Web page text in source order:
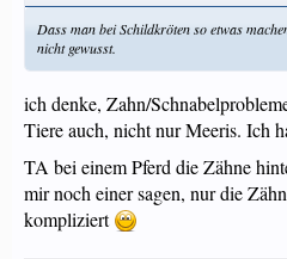
Dass man bei Schildkröten so etwas
nicht gewusst.
ich denke, Zahn/
Tiere auch, nicht nur Meeris. Ich
TA bei einem Pferd die Zähne
mir noch einer sagen, nur die
kompliziert